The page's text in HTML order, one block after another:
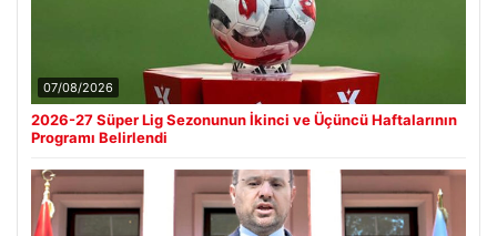
07/08/2026
2026-27 Süper Lig Sezonunun İkinci ve Üçüncü Haftalarının
Programı Belirlendi